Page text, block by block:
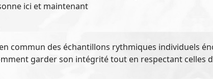
ici et maintenant
commun des échantillons rythmiques individuels
garder son intégrité tout en respectant